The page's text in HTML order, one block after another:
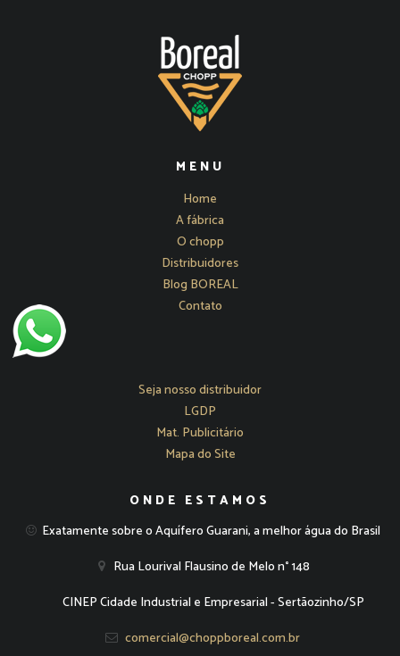
MENU
Home
A fábrica
O chopp
Distribuidores
Blog BOREAL
Contato
Seja nosso distribuidor
LGDP
Mat. Publicitário
Mapa do Site
ONDE ESTAMOS
Exatamente sobre o Aquífero Guarani, a melhor água do Brasil
Rua Lourival Flausino de Melo n° 148
CINEP Cidade Industrial e Empresarial - Sertãozinho/SP
comercial@choppboreal.com.br